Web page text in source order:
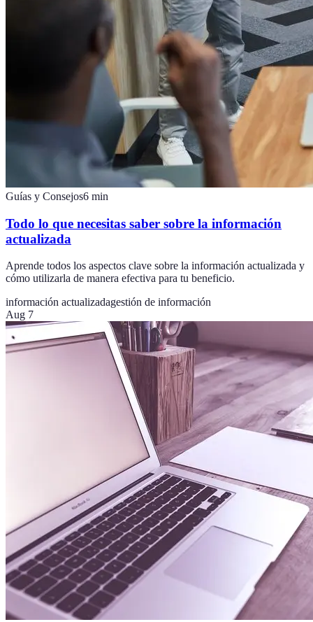
Guías y Consejos6 min
Todo lo que necesitas saber sobre la información
actualizada
Aprende todos los aspectos clave sobre la información actualizada y
cómo utilizarla de manera efectiva para tu beneficio.
información actualizadagestión de información
Aug 7